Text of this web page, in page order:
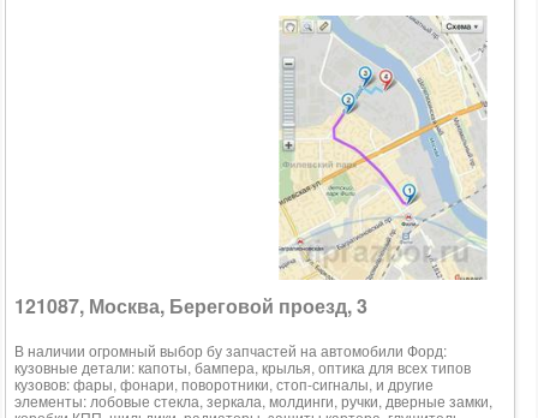
121087, Москва, Береговой проезд, 3
В наличии огромный выбор бу запчастей на автомобили Форд:
кузовные детали: капоты, бампера, крылья, оптика для всех типов
кузовов: фары, фонари, поворотники, стоп-сигналы, и другие
элементы: лобовые стекла, зеркала, молдинги, ручки, дверные замки,